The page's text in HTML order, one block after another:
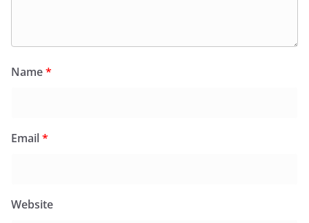
Name*
Email*
Website